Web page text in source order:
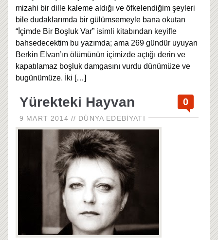
mizahi bir dille kaleme aldığı ve öfkelendiğim şeyleri
bile dudaklarımda bir gülümsemeyle bana okutan
“İçimde Bir Boşluk Var” isimli kitabından keyifle
bahsedecektim bu yazımda; ama 269 gündür uyuyan
Berkin Elvan’ın ölümünün içimizde açtığı derin ve
kapatılamaz boşluk damgasını vurdu dünümüze ve
bugünümüze. İki […]
Yürekteki Hayvan
9 MART 2014 // DÜNYA EDEBIYATI
0